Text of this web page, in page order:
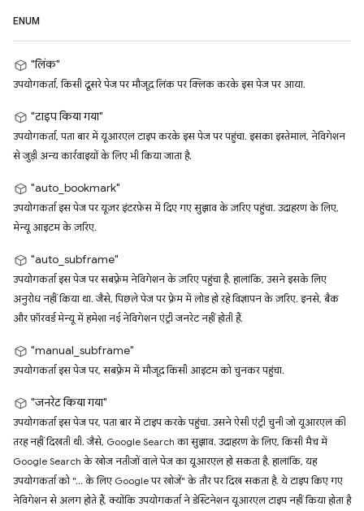
ENUM
"लिंक"
उपयोगकर्ता, किसी दूसरे पेज पर मौजूद लिंक पर क्लिक करके इस पेज पर आया.
"टाइप किया गया"
उपयोगकर्ता, पता बार में यूआरएल टाइप करके इस पेज पर पहुंचा. इसका इस्तेमाल, नेविगेशन
से जुड़ी अन्य कार्रवाइयों के लिए भी किया जाता है.
"auto_bookmark"
उपयोगकर्ता इस पेज पर यूज़र इंटरफ़ेस में दिए गए सुझाव के ज़रिए पहुंचा. उदाहरण के लिए,
मेन्यू आइटम के ज़रिए.
"auto_subframe"
उपयोगकर्ता इस पेज पर सबफ़्रेम नेविगेशन के ज़रिए पहुंचा है. हालांकि, उसने इसके लिए
अनुरोध नहीं किया था. जैसे, पिछले पेज पर फ़्रेम में लोड हो रहे विज्ञापन के ज़रिए. इनसे, बैक
और फ़ॉरवर्ड मेन्यू में हमेशा नई नेविगेशन एंट्री जनरेट नहीं होती हैं.
"manual_subframe"
उपयोगकर्ता इस पेज पर, सबफ़्रेम में मौजूद किसी आइटम को चुनकर पहुंचा.
"जनरेट किया गया"
उपयोगकर्ता इस पेज पर, पता बार में टाइप करके पहुंचा. उसने ऐसी एंट्री चुनी जो यूआरएल की
तरह नहीं दिखती थी. जैसे, Google Search का सुझाव. उदाहरण के लिए, किसी मैच में
Google Search के खोज नतीजों वाले पेज का यूआरएल हो सकता है. हालांकि, यह
उपयोगकर्ता को "... के लिए Google पर खोजें" के तौर पर दिख सकता है. ये टाइप किए गए
नेविगेशन से अलग होते हैं, क्योंकि उपयोगकर्ता ने डेस्टिनेशन यूआरएल टाइप नहीं किया होता है